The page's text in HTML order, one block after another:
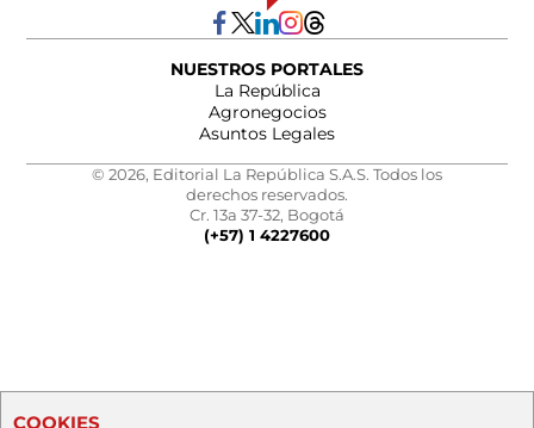
NUESTROS PORTALES
La República
Agronegocios
Asuntos Legales
© 2026, Editorial La República S.A.S. Todos los
derechos reservados.
Cr. 13a 37-32, Bogotá
(+57) 1 4227600
COOKIES